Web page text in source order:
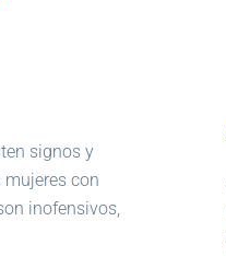
signos y
con
inofensivos,